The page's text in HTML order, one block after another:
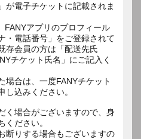
電子チケットに記載されま
FANYアプリのプロフィール
・電話番号」をご登録されて
存会員の方は「配送先氏
チケット氏名」にご記入く
場合は、一度FANYチケット
し込みください。
く場合がございますので、身
ください。
断りする場合もございますの